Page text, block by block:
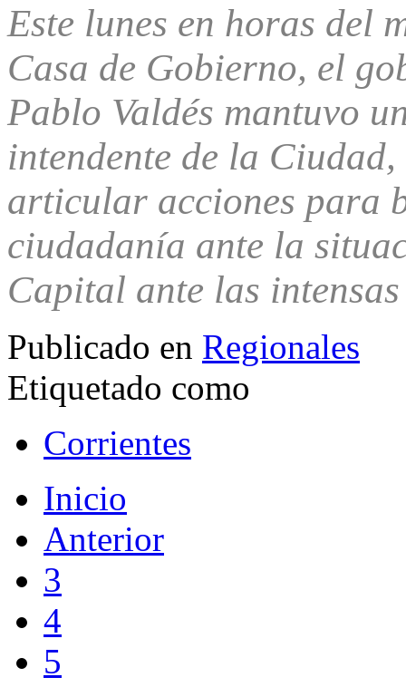
Este lunes en horas del
Casa de Gobierno, el
Pablo Valdés mantuvo
intendente de la
articular acciones para
ciudadanía ante la
Capital ante las
Publicado en Regionales
Etiquetado como
Corrientes
Inicio
Anterior
3
4
5